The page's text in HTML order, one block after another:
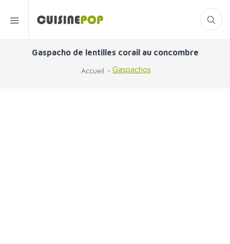
Gaspacho de lentilles corail au concombre
Accueil Gaspachos